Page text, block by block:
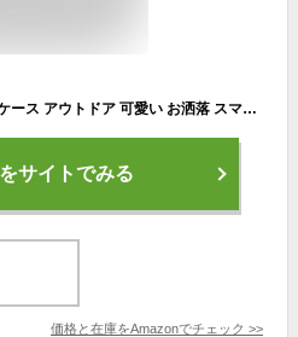
韓国 ダウンジャケット iPhoneケース アウトドア 可愛い お洒落 スマホケース アイフォンケース 保護ケース (iPhone13, ブラック)
サイトでみる
価格と在庫をAmazonでチェック >>